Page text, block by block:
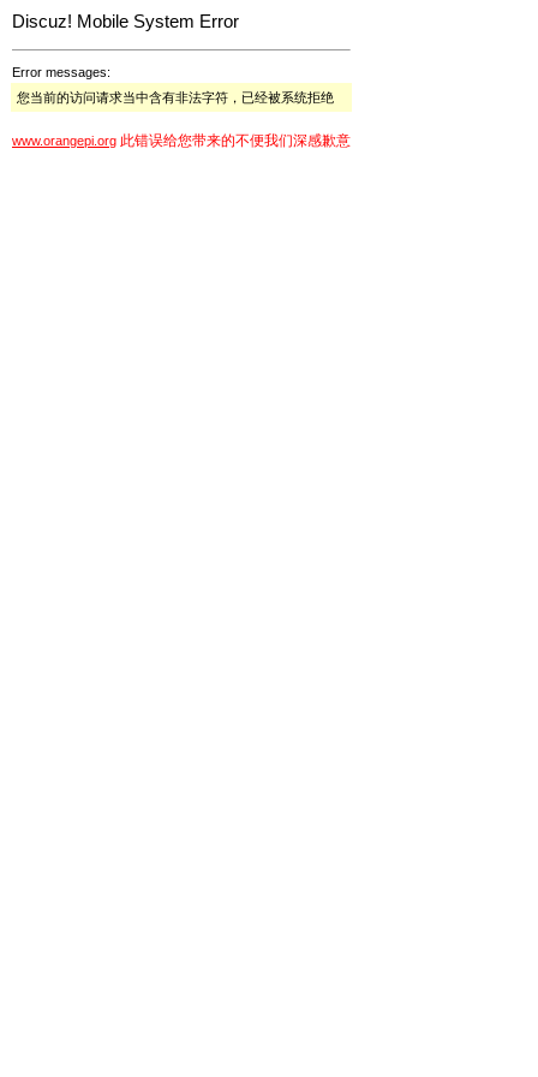
Discuz! Mobile System Error
Error messages:
您当前的访问请求当中含有非法字符，已经被系统拒绝
www.orangepi.org 此错误给您带来的不便我们深感歉意